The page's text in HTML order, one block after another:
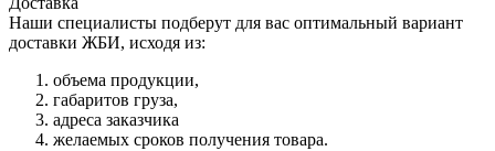
Наши специалисты подберут для вас оптимальный вариант
доставки ЖБИ, исходя из:
объема продукции,
габаритов груза,
адреса заказчика
желаемых сроков получения товара.